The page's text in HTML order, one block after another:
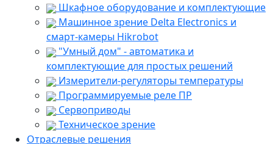
Шкафное оборудование и комплектующие
Машинное зрение Delta Electronics и
смарт-камеры Hikrobot
"Умный дом" - автоматика и
комплектующие для простых решений
Измерители-регуляторы температуры
Программируемые реле ПР
Сервоприводы
Техническое зрение
Отраслевые решения